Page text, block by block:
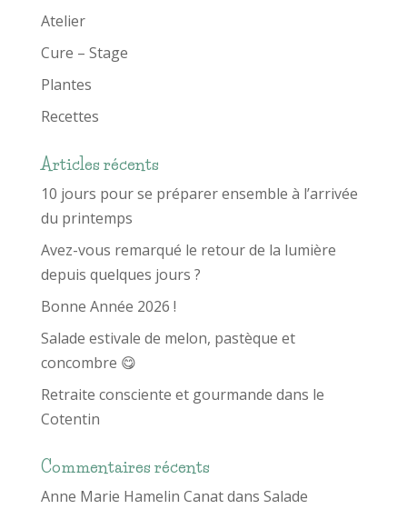
Atelier
Cure – Stage
Plantes
Recettes
Articles récents
10 jours pour se préparer ensemble à l’arrivée
du printemps
Avez-vous remarqué le retour de la lumière
depuis quelques jours ?
Bonne Année 2026 !
Salade estivale de melon, pastèque et
concombre 😋
Retraite consciente et gourmande dans le
Cotentin
Commentaires récents
Anne Marie Hamelin Canatdans Salade